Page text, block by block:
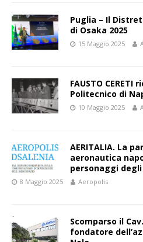
Puglia – Il
di Osaka 2025
15 Maggio 2025
FAUSTO CERETI
Politecnico di
10 Maggio 2025
AERITALIA. La
aeronautica
personaggi degli
8 Maggio 2025 Aeropolis
Scomparso il
fondatore